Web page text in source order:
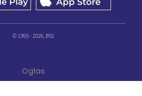
© 1995 - 2026, B92